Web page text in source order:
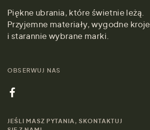
Piękne ubrania, które świetnie leżą.
Przyjemne materiały, wygodne kroje
i starannie wybrane marki.
OBSERWUJ NAS
JEŚLI MASZ PYTANIA, SKONTAKTUJ